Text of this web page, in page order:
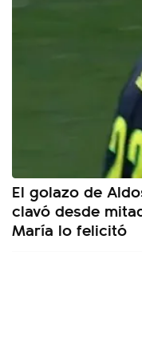
El golazo de
clavó desde
María lo felicitó